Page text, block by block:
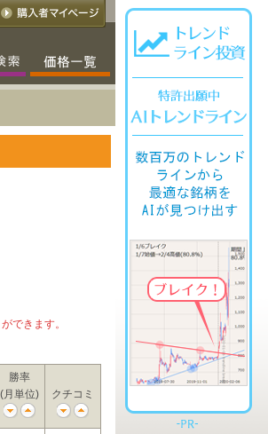
できます。
勝率
(月単位)
クチコミ